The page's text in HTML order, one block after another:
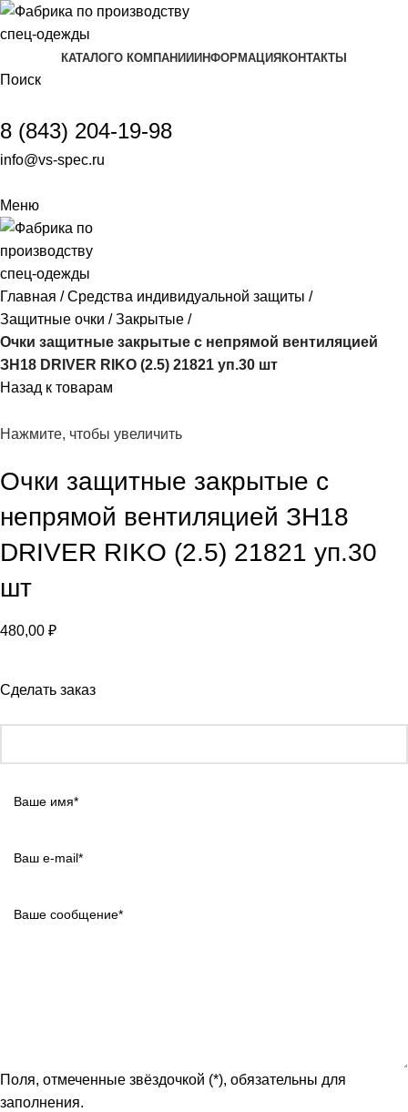
КАТАЛОГО КОМПАНИИ ИНФОРМАЦИЯ КОНТАКТЫ
Поиск
8 (843) 204-19-98
info@vs-spec.ru
Меню
Главная
Средства индивидуальной защиты
Защитные очки
Закрытые
Очки защитные закрытые с непрямой вентиляцией
ЗН18 DRIVER RIKO (2.5) 21821 уп.30 шт
Назад к товарам
Нажмите, чтобы увеличить
Очки защитные закрытые с
непрямой вентиляцией ЗН18
DRIVER RIKO (2.5) 21821 уп.30
шт
480,00 ₽
Сделать заказ
Поля, отмеченные звёздочкой (*), обязательны для
заполнения.